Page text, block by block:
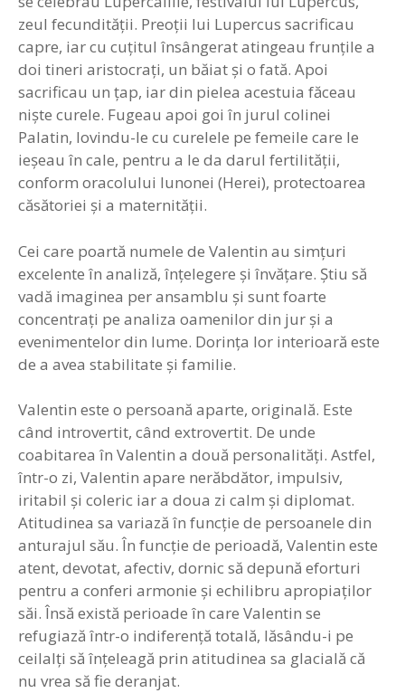
zeul fecundităţii. Preoţii lui Lupercus sacrificau
capre, iar cu cuţitul însângerat atingeau frunţile a
doi tineri aristocraţi, un băiat şi o fată. Apoi
sacrificau un ţap, iar din pielea acestuia făceau
nişte curele. Fugeau apoi goi în jurul colinei
Palatin, lovindu-le cu curelele pe femeile care le
ieşeau în cale, pentru a le da darul fertilităţii,
conform oracolului Iunonei (Herei), protectoarea
căsătoriei şi a maternităţii.
Cei care poartă numele de Valentin au simţuri
excelente în analiză, înţelegere şi învăţare. Ştiu să
vadă imaginea per ansamblu şi sunt foarte
concentraţi pe analiza oamenilor din jur şi a
evenimentelor din lume. Dorinţa lor interioară este
de a avea stabilitate și familie.
Valentin este o persoană aparte, originală. Este
când introvertit, când extrovertit. De unde
coabitarea în Valentin a două personalităţi. Astfel,
într-o zi, Valentin apare nerăbdător, impulsiv,
iritabil şi coleric iar a doua zi calm şi diplomat.
Atitudinea sa variază în funcţie de persoanele din
anturajul său. În funcţie de perioadă, Valentin este
atent, devotat, afectiv, dornic să depună eforturi
pentru a conferi armonie şi echilibru apropiaţilor
săi. Însă există perioade în care Valentin se
refugiază într-o indiferenţă totală, lăsându-i pe
ceilalţi să înţeleagă prin atitudinea sa glacială că
nu vrea să fie deranjat.